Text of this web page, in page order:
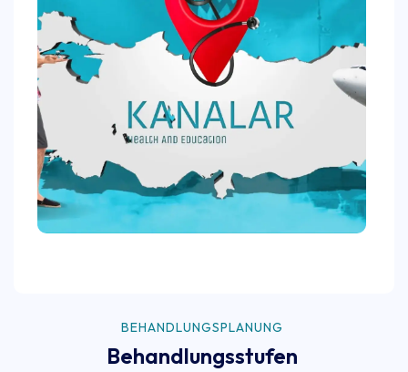
BEHANDLUNGSPLANUNG
Behandlungsstufen